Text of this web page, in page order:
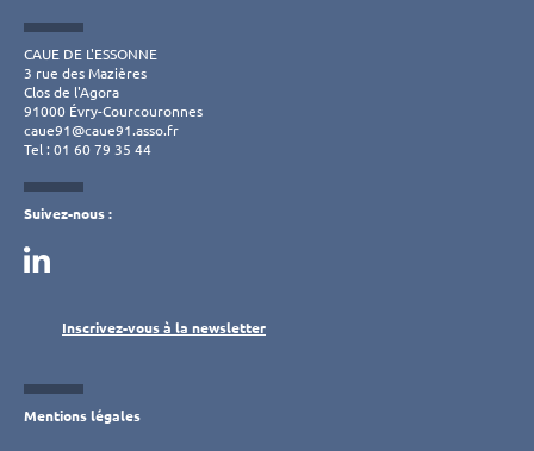
CAUE DE L'ESSONNE
3 rue des Mazières
Clos de l'Agora
91000 Évry-Courcouronnes
caue91@caue91.asso.fr
Tel : 01 60 79 35 44
Suivez-nous :
Inscrivez-vous à la newsletter
Mentions légales